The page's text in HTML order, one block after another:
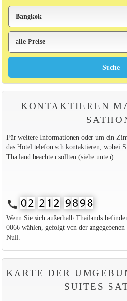
KONTAKTIEREN
Für weitere Informationen oder um ein
das Hotel telefonisch kontaktieren, wobei
Thailand beachten sollten (siehe unten).
call
Wenn Sie sich außerhalb Thailands
0066 wählen, gefolgt von der
Null.
KARTE DER
SUITES